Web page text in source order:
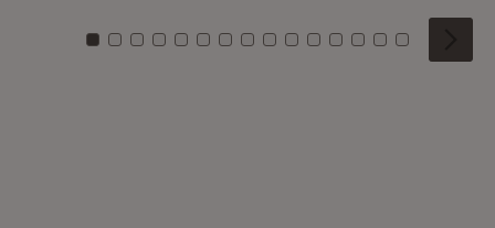
Zu Kachel: 0
Zu Kachel: 1
Zu Kachel: 2
Zu Kachel: 3
Zu Kachel: 4
Zu Kachel: 5
Zu Kachel: 6
Zu Kachel: 7
Zu Kachel: 8
Zu Kachel: 9
Zu Kachel: 10
Zu Kachel: 11
Zu Kachel: 12
Zu Kachel:
Zu